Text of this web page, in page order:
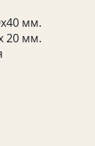
мм.
20 мм.